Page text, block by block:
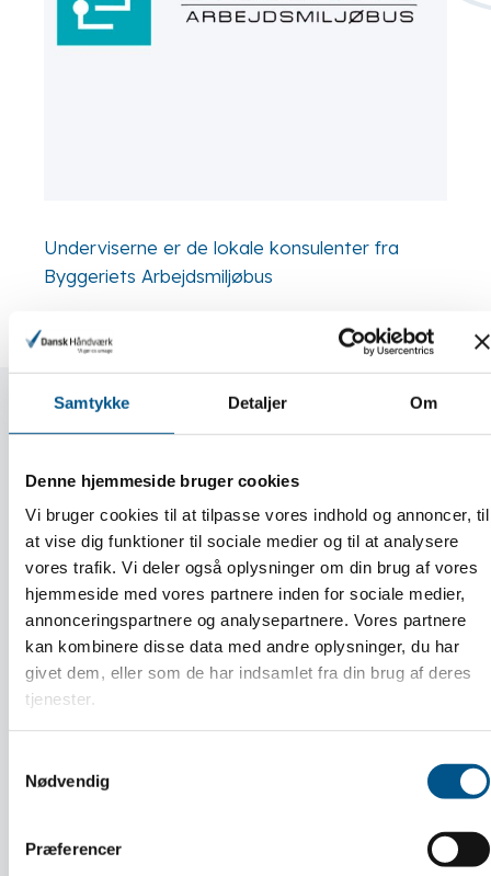
Samtykke Detaljer Om
Denne hjemmeside bruger cookies
Vi bruger cookies til at tilpasse vores indhold og annoncer, til
at vise dig funktioner til sociale medier og til at analysere
vores trafik. Vi deler også oplysninger om din brug af vores
hjemmeside med vores partnere inden for sociale medier,
annonceringspartnere og analysepartnere. Vores partnere
kan kombinere disse data med andre oplysninger, du har
givet dem, eller som de har indsamlet fra din brug af deres
tjenester.
Nødvendig
Præferencer
Underviserne er de lokale konsulenter fra
Byggeriets Arbejdsmiljøbus
7. oktober 2026
Tid kl. 07:30 – 15:00
Sted København